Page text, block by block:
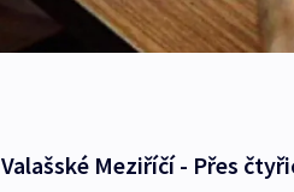
Valašské Meziříčí - Přes